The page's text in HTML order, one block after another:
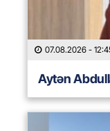
07.08.2026 -
Aytən